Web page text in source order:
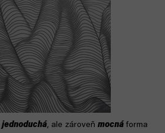
jednoduchá, ale zároveň mocná forma